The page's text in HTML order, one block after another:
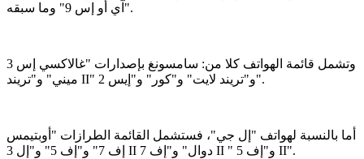
"آي أو إس 9" وما سبقه.
وتشمل قائمة الهواتف كلا من: سامسونغ بإصدارات "غالاكسي إس 3
ميني" و"تريند II" و"تريند لايت" و"كور" و"إيس 2".
أما بالنسبة لهواتف "إل جي"، فستشمل القائمة الطرازات "أوبتيمس
إف 7" و"إف 5" و"إل 3 II دوال" و"إف 7 II " و"إف 5 II".